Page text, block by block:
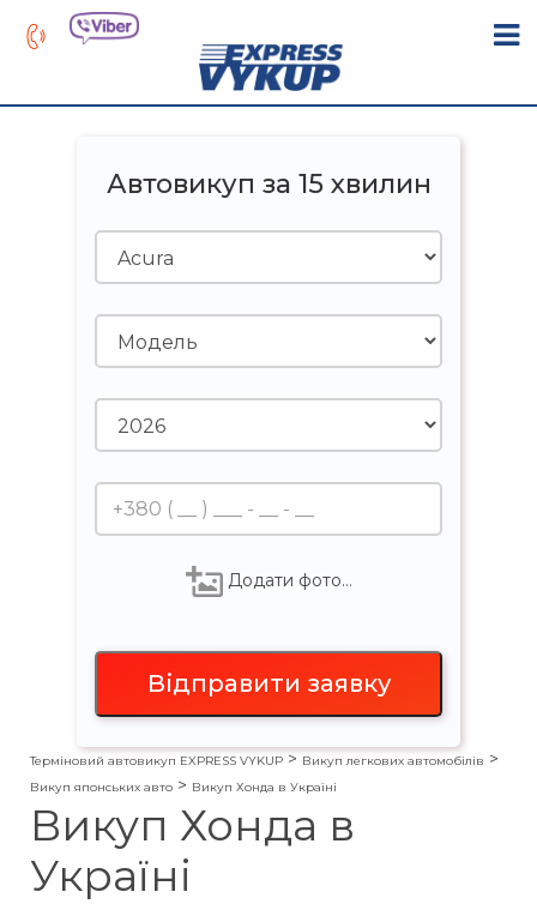
Автовикуп за 15 хвилин
Додати фото…
Терміновий автовикуп EXPRESS VYKUP > Викуп легкових автомобілів >
Викуп японських авто > Викуп Хонда в Україні
Викуп Хонда в
Україні